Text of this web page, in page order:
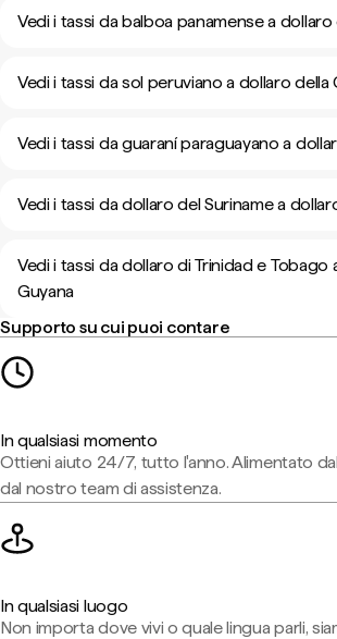
Vedi i tassi da balboa panamense a dollaro
Vedi i tassi da sol peruviano a dollaro della
Vedi i tassi da guaraní paraguayano a
Vedi i tassi da dollaro del Suriname a
Vedi i tassi da dollaro di Trinidad e Tobago
Guyana
Supporto su cui puoi contare
In qualsiasi momento
Ottieni aiuto 24/7, tutto l'anno. Alimentato
dal nostro team di assistenza.
In qualsiasi luogo
Non importa dove vivi o quale lingua parli,